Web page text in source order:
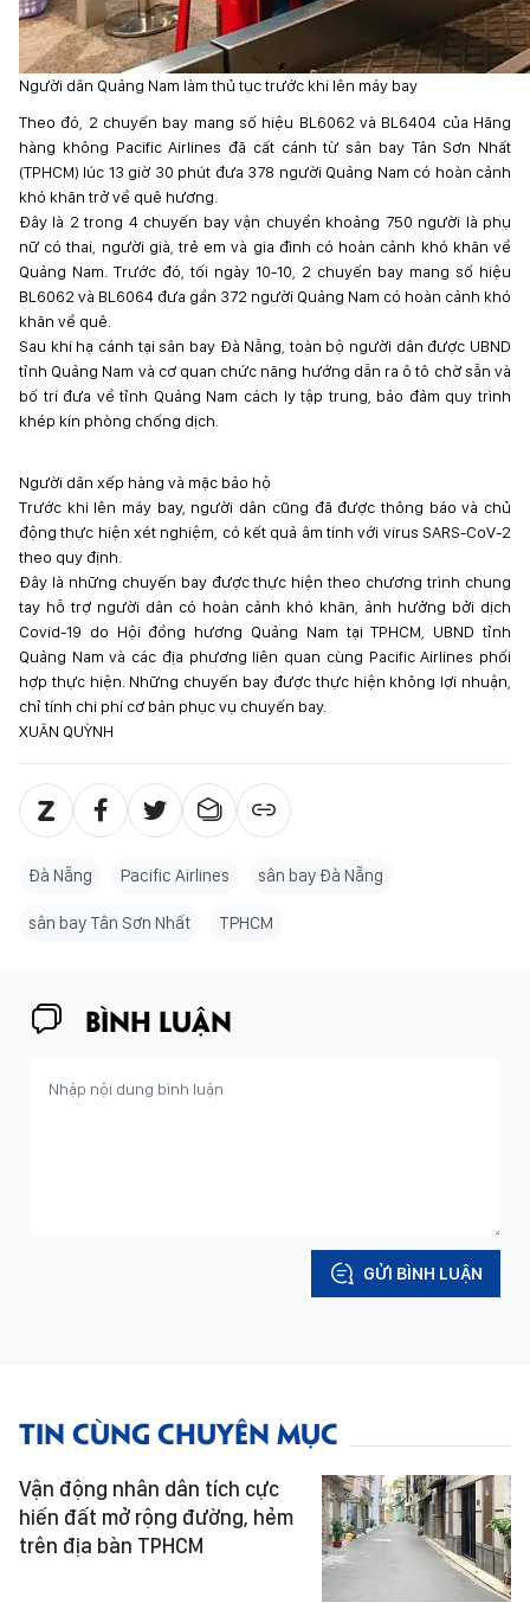
Người dân Quảng Nam làm thủ tục trước khi lên máy bay
Theo đó, 2 chuyến bay mang số hiệu BL6062 và BL6404 của Hãng
hàng không Pacific Airlines đã cất cánh từ sân bay Tân Sơn Nhất
(TPHCM) lúc 13 giờ 30 phút đưa 378 người Quảng Nam có hoàn cảnh
khó khăn trở về quê hương.
Đây là 2 trong 4 chuyến bay vận chuyển khoảng 750 người là phụ
nữ có thai, người già, trẻ em và gia đình có hoàn cảnh khó khăn về
Quảng Nam. Trước đó, tối ngày 10-10, 2 chuyến bay mang số hiệu
BL6062 và BL6064 đưa gần 372 người Quảng Nam có hoàn cảnh khó
khăn về quê.
Sau khi hạ cánh tại sân bay Đà Nẵng, toàn bộ người dân được UBND
tỉnh Quảng Nam và cơ quan chức năng hướng dẫn ra ô tô chờ sẵn và
bố trí đưa về tỉnh Quảng Nam cách ly tập trung, bảo đảm quy trình
khép kín phòng chống dịch.
Người dân xếp hàng và mặc bảo hộ
Trước khi lên máy bay, người dân cũng đã được thông báo và chủ
động thực hiện xét nghiệm, có kết quả âm tính với virus SARS-CoV-2
theo quy định.
Đây là những chuyến bay được thực hiện theo chương trình chung
tay hỗ trợ người dân có hoàn cảnh khó khăn, ảnh hưởng bởi dịch
Covid-19 do Hội đồng hương Quảng Nam tại TPHCM, UBND tỉnh
Quảng Nam và các địa phương liên quan cùng Pacific Airlines phối
hợp thực hiện. Những chuyến bay được thực hiện không lợi nhuận,
chỉ tính chi phí cơ bản phục vụ chuyến bay.
XUÂN QUỲNH
Đà Nẵng Pacific Airlines sân bay Đà Nẵng
sân bay Tân Sơn Nhất TPHCM
BÌNH LUẬN
GỬI BÌNH LUẬN
TIN CÙNG CHUYÊN MỤC
Vận động nhân dân tích cực
hiến đất mở rộng đường, hẻm
trên địa bàn TPHCM